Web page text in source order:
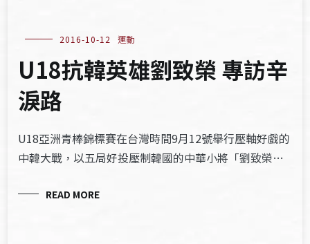
2016-10-12 運動
U18抗韓英雄劉致榮 專訪辛
淚路
U18亞洲青棒錦標賽在台灣時間9月12號舉行壓軸好戲的
中韓大戰，以五局好投壓制韓國的中華小將「劉致榮…
READ MORE